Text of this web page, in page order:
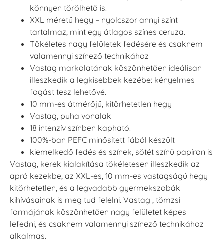
könnyen törölhető is.
XXL méretű hegy – nyolcszor annyi színt
tartalmaz, mint egy átlagos színes ceruza.
Tökéletes nagy felületek fedésére és csaknem
valamennyi színező technikához
Vastag markolatának köszönhetően ideálisan
illeszkedik a legkisebbek kezébe: kényelmes
fogást tesz lehetővé.
10 mm-es átmérőjű, kitörhetetlen hegy
Vastag, puha vonalak
18 intenzív színben kapható.
100%-ban PEFC minősített fából készült
kiemelkedő fedés és színek, sötét színű papíron is
Vastag, kerek kialakítása tökéletesen illeszkedik az
apró kezekbe, az XXL-es, 10 mm-es vastagságú hegy
kitörhetetlen, és a legvadabb gyermekszobák
kihívásainak is meg tud felelni. Vastag , tömzsi
formájának köszönhetően nagy felületet képes
lefedni, és csaknem valamennyi színező technikához
alkalmas.